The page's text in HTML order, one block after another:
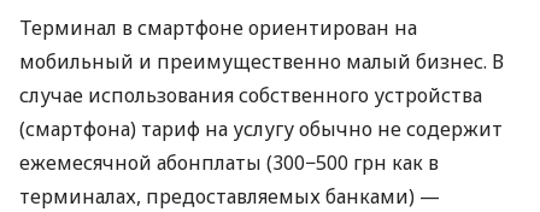
Терминал в смартфоне ориентирован на
мобильный и преимущественно малый бизнес. В
случае использования собственного устройства
(смартфона) тариф на услугу обычно не содержит
ежемесячной абонплаты (300−500 грн как в
терминалах, предоставляемых банками) —